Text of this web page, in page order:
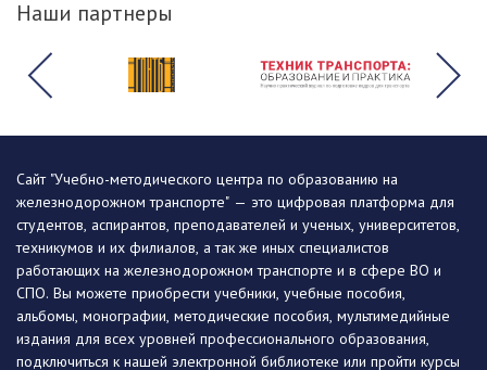
Наши партнеры
Сайт "Учебно-методического центра по образованию на
железнодорожном транспорте" — это цифровая платформа для
студентов, аспирантов, преподавателей и ученых, университетов,
техникумов и их филиалов, а так же иных специалистов
работающих на железнодорожном транспорте и в сфере ВО и
СПО. Вы можете приобрести учебники, учебные пособия,
альбомы, монографии, методические пособия, мультимедийные
издания для всех уровней профессионального образования,
подключиться к нашей электронной библиотеке или пройти курсы